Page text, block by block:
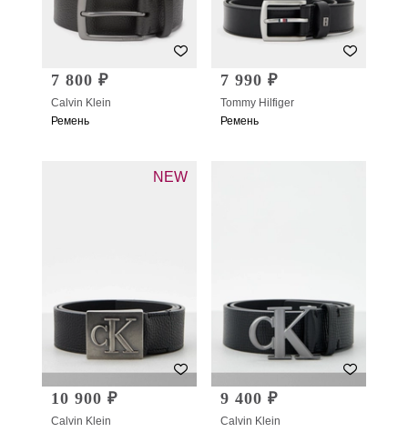
7 800 ₽
Calvin Klein
Ремень
7 990 ₽
Tommy Hilfiger
Ремень
NEW
10 900 ₽
Calvin Klein
9 400 ₽
Calvin Klein